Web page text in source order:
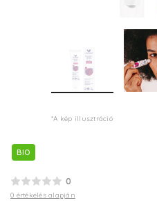
*A kép illusztráció
BIO
0
0 értékelés alapján